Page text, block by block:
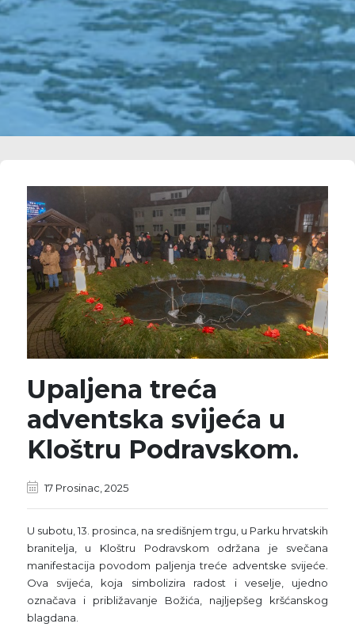
Upaljena treća
adventska svijeća u
Kloštru Podravskom.
17 Prosinac, 2025
U subotu, 13. prosinca, na središnjem trgu, u Parku hrvatskih
branitelja, u Kloštru Podravskom održana je svečana
manifestacija povodom paljenja treće adventske svijeće.
Ova svijeća, koja simbolizira radost i veselje, ujedno
označava i približavanje Božića, najljepšeg kršćanskog
blagdana.